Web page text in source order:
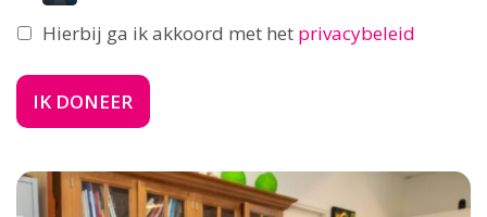
Hierbij ga ik akkoord met het privacybeleid